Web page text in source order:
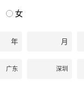
居住地：
女
年 月
广东 深圳